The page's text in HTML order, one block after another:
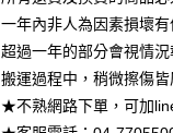
流程，驗證手機門號後，
完成交易。
3.實際核准額度、可分期數
消。如遇「轉專審核」未通
無法說明評估內容。
【繳款方式說明】
AFTEE先享後付是「在收
便利好安心！
１．簡單：不需註冊會員、
２．便利：只要手機號碼，
３．安心：先確認商品／服
ATM付款
運送方式
一年內非人為因素損壞有
超過一年的部分會視情
搬運過程中，稍微擦傷皆
★不熟網路下單，可加